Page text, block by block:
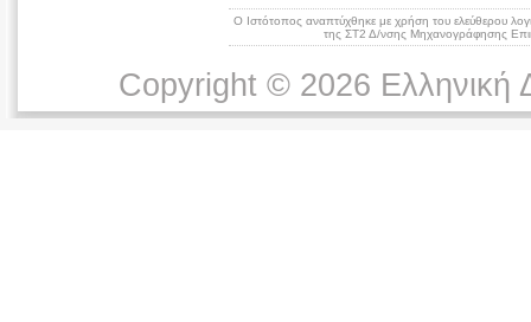
Ο Ιστότοπος αναπτύχθηκε με χρήση του ελεύθερου
της ΣΤ2 Δ/νσης Μηχανογράφησης
Copyright © 2026